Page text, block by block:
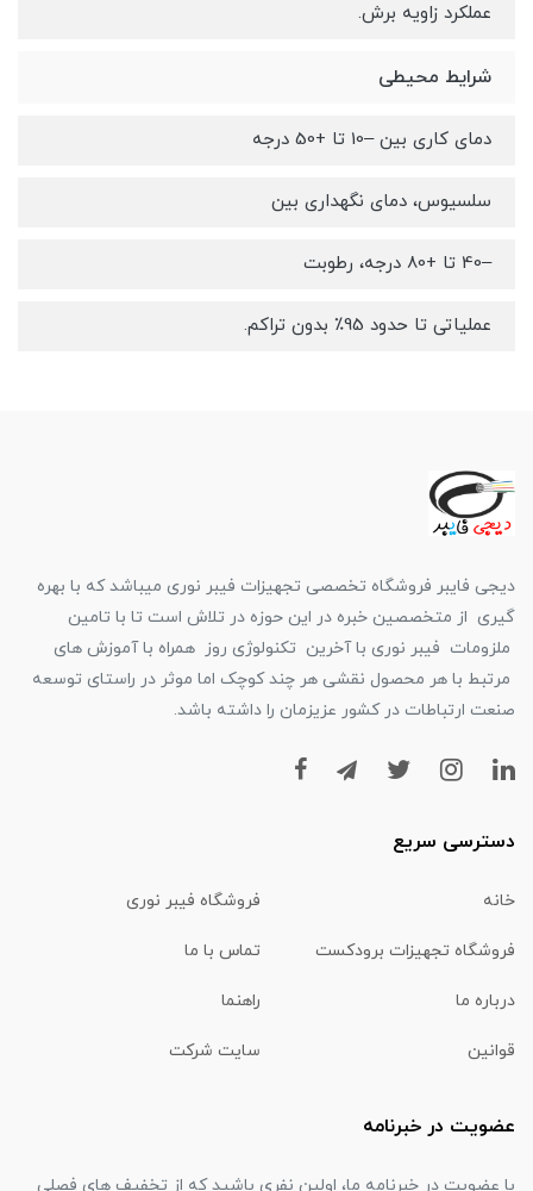
عملکرد زاویه برش.
شرایط محیطی
دمای کاری بین –10 تا +50 درجه
سلسیوس، دمای نگهداری بین
–40 تا +80 درجه، رطوبت
عملیاتی تا حدود 95٪ بدون تراکم.
دیجی فایبر فروشگاه تخصصی تجهیزات فیبر نوری میباشد که با بهره
گیری از متخصصین خبره در این حوزه در تلاش است تا با تامین
ملزومات فیبر نوری با آخرین تکنولوژی روز همراه با آموزش های
مرتبط با هر محصول نقشی هر چند کوچک اما موثر در راستای توسعه
صنعت ارتباطات در کشور عزیزمان را داشته باشد.
دسترسی سریع
خانه فروشگاه فیبر نوری
فروشگاه تجهیزات برودکست تماس با ما
درباره ما راهنما
قوانین سایت شرکت
عضویت در خبرنامه
با عضویت در خبرنامه ما، اولین نفری باشید که از تخفیف های فصلی